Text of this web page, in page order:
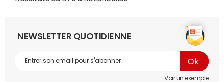
NEWSLETTER QUOTIDIENNE
Voir un exemple